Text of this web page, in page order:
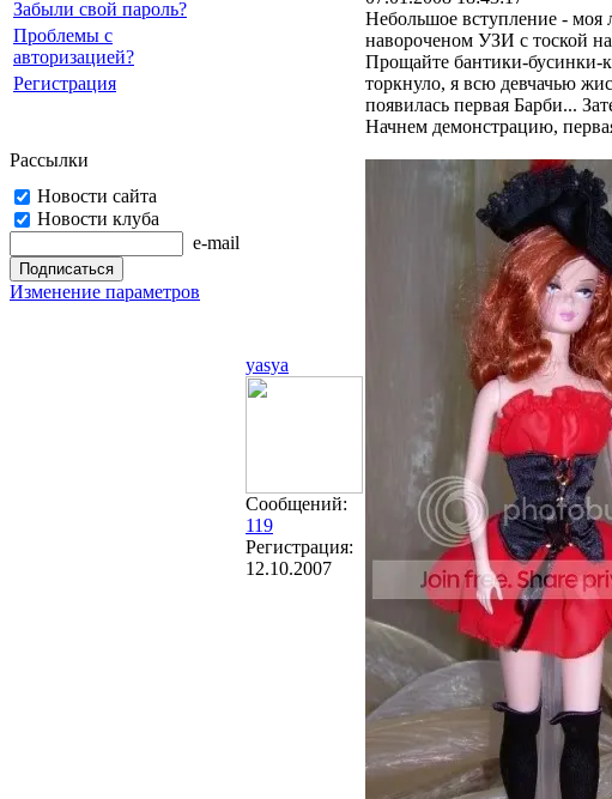
Забыли свой пароль?
Проблемы с
авторизацией?
Регистрация
Рассылки
Новости сайта
Новости клуба
e-mail
Изменение параметров
yasya
Сообщений:
119
Регистрация:
12.10.2007
Небольшое вступление - моя
навороченом УЗИ с тоской
Прощайте бантики-бусинки-
торкнуло, я всю девчачью
появилась первая Барби...
Начнем демонстрацию,